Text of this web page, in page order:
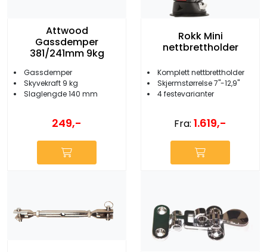
Attwood
Gassdemper
381/241mm 9kg
Gassdemper
Skyvekraft 9 kg
Slaglengde 140 mm
249,-
Rokk Mini
nettbrettholder
Komplett nettbrettholder
Skjermstørrelse 7''-12,9''
4 festevarianter
Fra: 1.619,-